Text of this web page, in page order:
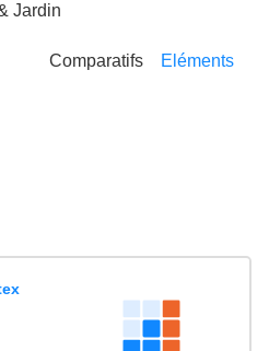
Jardin
Comparatifs Eléments